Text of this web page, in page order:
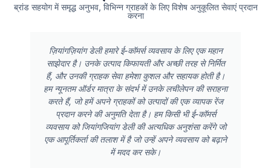
ब्रांड सहयोग में समृद्ध अनुभव, विभिन्न ग्राहकों के लिए विशेष अनुकूलित सेवाएं प्रदान
करना
ज़ियांगज़ियांग डेली हमारे ई-कॉमर्स व्यवसाय के लिए एक महान
साझेदार है। उनके उत्पाद किफायती और अच्छी तरह से निर्मित
हैं, और उनकी ग्राहक सेवा हमेशा कुशल और सहायक होती है।
हम न्यूनतम ऑर्डर मात्रा के संदर्भ में उनके लचीलेपन की सराहना
करते हैं, जो हमें अपने ग्राहकों को उत्पादों की एक व्यापक रेंज
प्रदान करने की अनुमति देता है। हम किसी भी ई-कॉमर्स
व्यवसाय को जियांगजियांग डेली की अत्यधिक अनुशंसा करेंगे जो
एक आपूर्तिकर्ता की तलाश में है जो उन्हें अपने व्यवसाय को बढ़ाने
में मदद कर सके।